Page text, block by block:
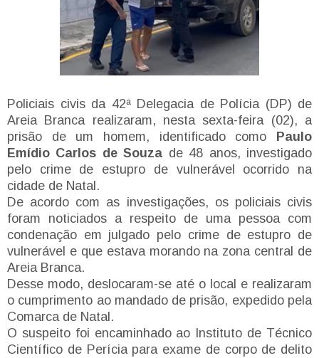
Policiais civis da 42ª Delegacia de Polícia (DP) de
Areia Branca realizaram, nesta sexta-feira (02), a
prisão de um homem, identificado como
Paulo
Emídio Carlos de Souza de 48 anos, investigado
pelo crime de estupro de vulnerável ocorrido na
cidade de Natal.
De acordo com as investigações, os policiais civis
foram noticiados a respeito de uma pessoa com
condenação em julgado pelo crime de estupro de
vulnerável e que estava morando na zona central de
Areia Branca.
Desse modo, deslocaram-se até o local e realizaram
o cumprimento ao mandado de prisão, expedido pela
Comarca de Natal.
O suspeito foi encaminhado ao Instituto de Técnico
Científico de Perícia para exame de corpo de delito